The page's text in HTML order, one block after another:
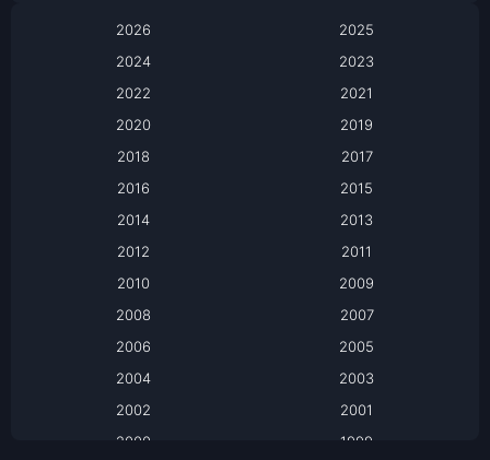
Based on a True Story เรื่องจริง
Based on a True Story เรื่องจริง
2026
2025
2024
2023
2022
2021
2020
2019
2018
2017
2016
2015
2014
2013
2012
2011
2010
2009
2008
2007
2006
2005
2004
2003
2002
2001
2000
1999